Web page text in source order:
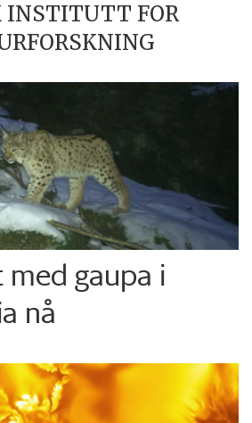
INSTITUTT FOR
med gaupa i
nå